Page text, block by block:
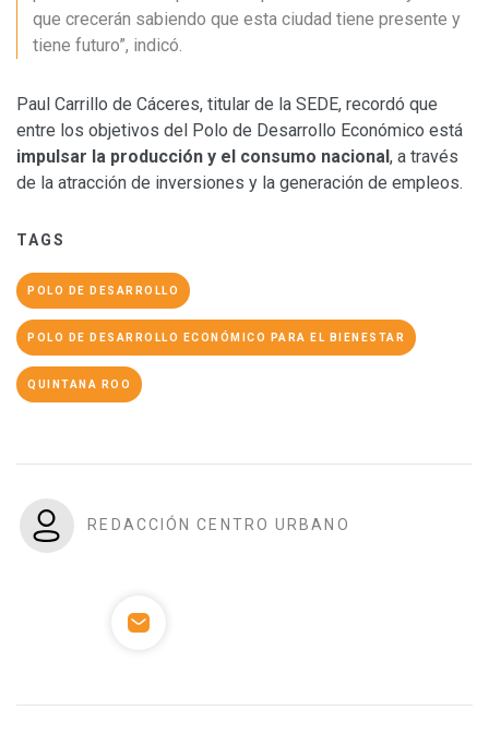
que crecerán sabiendo que esta ciudad tiene presente y
tiene futuro”, indicó.
Paul Carrillo de Cáceres, titular de la SEDE, recordó que
entre los objetivos del Polo de Desarrollo Económico está
impulsar la producción y el consumo nacional, a través
de la atracción de inversiones y la generación de empleos.
TAGS
POLO DE DESARROLLO
POLO DE DESARROLLO ECONÓMICO PARA EL BIENESTAR
QUINTANA ROO
REDACCIÓN CENTRO URBANO